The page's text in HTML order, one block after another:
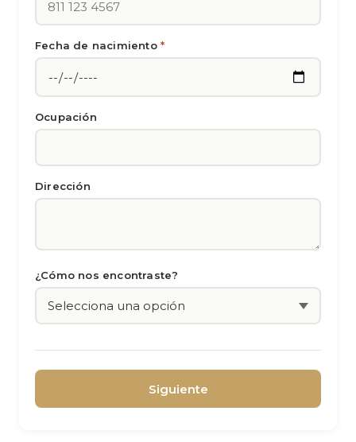
Fecha de nacimiento *
Ocupación
Dirección
¿Cómo nos encontraste?
Siguiente